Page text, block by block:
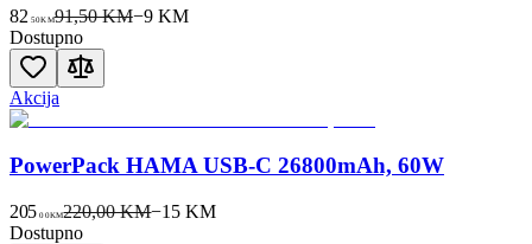
82 50KM91,50 KM−9KM
Dostupno
Akcija
PowerPack HAMA USB-C 26800mAh, 60W
205 00KM220,00 KM−15 KM
Dostupno